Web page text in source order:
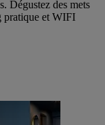
Dégustez des mets
pratique et WIFI